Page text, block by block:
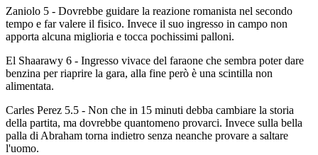
Zaniolo 5 - Dovrebbe guidare la reazione romanista nel secondo
tempo e far valere il fisico. Invece il suo ingresso in campo non
apporta alcuna miglioria e tocca pochissimi palloni.
El Shaarawy 6 - Ingresso vivace del faraone che sembra poter dare
benzina per riaprire la gara, alla fine però è una scintilla non
alimentata.
Carles Perez 5.5 - Non che in 15 minuti debba cambiare la storia
della partita, ma dovrebbe quantomeno provarci. Invece sulla bella
palla di Abraham torna indietro senza neanche provare a saltare
l'uomo.